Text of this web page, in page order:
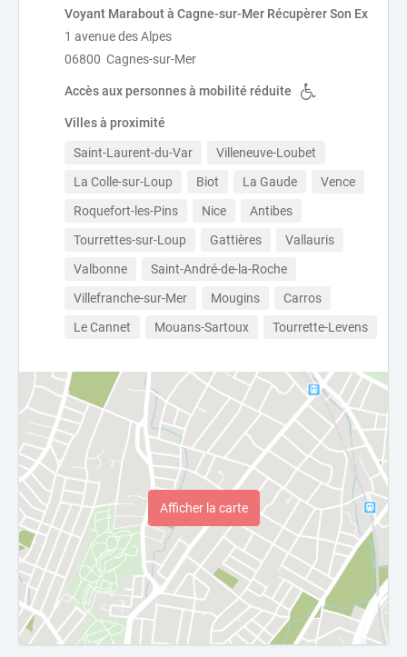
Voyant Marabout à Cagne-sur-Mer Récupèrer Son Ex
1 avenue des Alpes
06800 Cagnes-sur-Mer
Accès aux personnes à mobilité réduite
Villes à proximité
Saint-Laurent-du-Var
Villeneuve-Loubet
La Colle-sur-Loup
Biot La Gaude
Vence
Roquefort-les-Pins
Nice
Antibes
Tourrettes-sur-Loup
Gattières
Vallauris
Valbonne
Saint-André-de-la-Roche
Villefranche-sur-Mer
Mougins
Carros
Le Cannet
Mouans-Sartoux Tourrette-Levens
Afficher la carte